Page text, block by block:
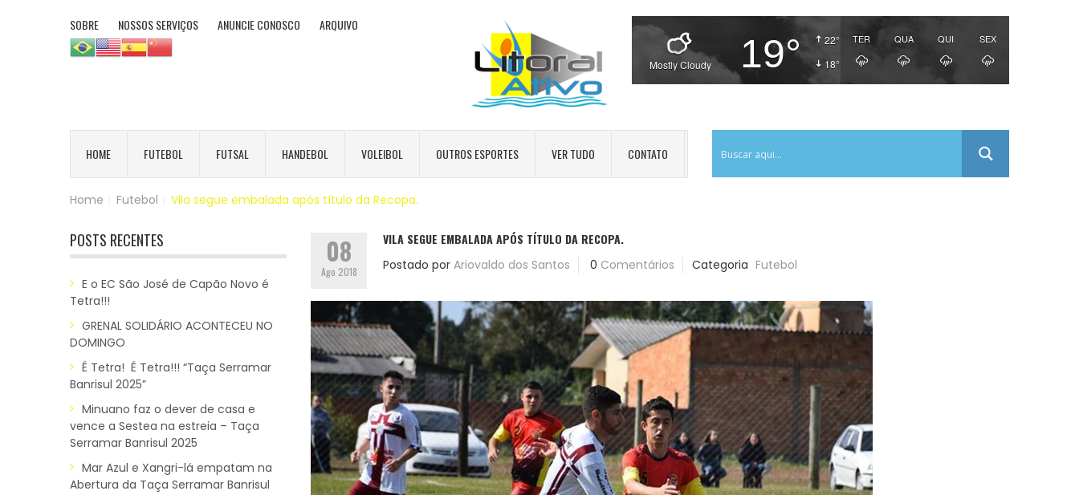
SOBRE NOSSOS SERVIÇOS ANUNCIE CONOSCO ARQUIVO
22°
18°
Mostly Cloudy 19° TER QUA QUI SEX
HOME FUTEBOL FUTSAL HANDEBOL VOLEIBOL OUTROS ESPORTES VER TUDO CONTATO
Home Futebol Vila segue embalada após título da Recopa.
POSTS RECENTES
E o EC São José de Capão Novo é
Tetra!!!
GRENAL SOLIDÁRIO ACONTECEU NO
DOMINGO
É Tetra! É Tetra!!! “Taça Serramar
Banrisul 2025”
Minuano faz o dever de casa e
vence a Sestea na estreia – Taça
Serramar Banrisul 2025
Mar Azul e Xangri-lá empatam na
Abertura da Taça Serramar Banrisul
08
Ago 2018
VILA SEGUE EMBALADA APÓS TÍTULO DA RECOPA.
Postado por Ariovaldo dos Santos 0 Comentários Categoria Futebol